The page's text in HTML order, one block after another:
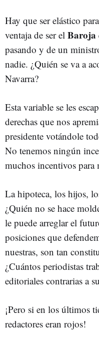
Hay que ser elástico
ventaja de ser el Baroja
pasando y de un
nadie. ¿Quién se va a
Navarra?
Esta variable se les
derechas que nos
presidente votándole
No tenemos ningún
muchos incentivos para
La hipoteca, los hijos,
¿Quién no se hace
le puede arreglar el
posiciones que
nuestras, son tan
¿Cuántos periodistas
editoriales contrarias a
¡Pero si en los últimos
redactores eran rojos!